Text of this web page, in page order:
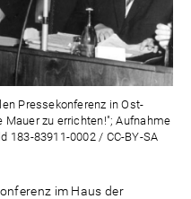
Pressekonferenz in Ost-
Mauer zu errichten!"; Aufnahme
183-83911-0002 / CC-BY-SA
im Haus der